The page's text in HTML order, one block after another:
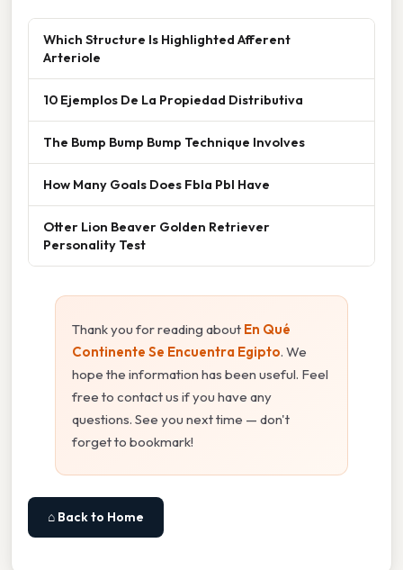
Which Structure Is Highlighted Afferent
Arteriole
10 Ejemplos De La Propiedad Distributiva
The Bump Bump Bump Technique Involves
How Many Goals Does Fbla Pbl Have
Otter Lion Beaver Golden Retriever
Personality Test
Thank you for reading about En Qué
Continente Se Encuentra Egipto. We
hope the information has been useful. Feel
free to contact us if you have any
questions. See you next time — don't
forget to bookmark!
⌂ Back to Home